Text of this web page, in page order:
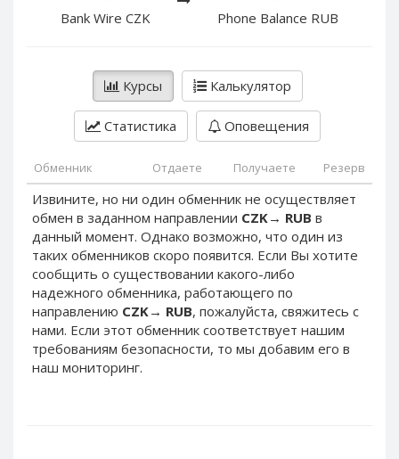
Bank Wire CZK Phone Balance RUB
Курсы Калькулятор
Статистика Оповещения
Обменник Отдаете Получаете Резерв
Извините, но ни один обменник не осуществляет
обмен в заданном направлении CZK→ RUB в
данный момент. Однако возможно, что один из
таких обменников скоро появится. Если Вы хотите
сообщить о существовании какого-либо
надежного обменника, работающего по
направлению CZK→ RUB, пожалуйста, свяжитесь с
нами. Если этот обменник соответствует нашим
требованиям безопасности, то мы добавим его в
наш мониторинг.
PayPal HKD
PayPal NZD
PayPal NOK
PayPal PLN
PayPal SEK
PayPal CHF
PayPal MYR
Webmoney WMZ
Webmoney WMR
Webmoney WME
Webmoney WMU
Webmoney WMK
PayPal HKD
PayPal NZD
PayPal NOK
PayPal PLN
PayPal SEK
PayPal CHF
PayPal MYR
Webmoney WMZ
Webmoney WMR
Webmoney WME
Webmoney WMU
Webmoney WMK